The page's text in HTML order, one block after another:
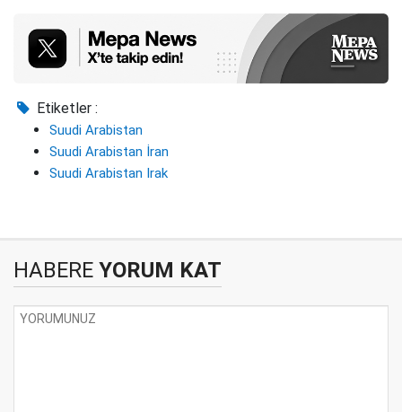
Etiketler :
Suudi Arabistan
Suudi Arabistan İran
Suudi Arabistan Irak
HABERE YORUM KAT